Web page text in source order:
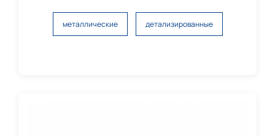
металлические детализированные